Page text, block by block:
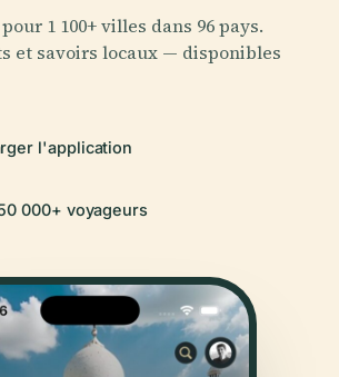
1 100+ villes dans 96 pays.
et savoirs locaux — disponibles
l'application
000+ voyageurs